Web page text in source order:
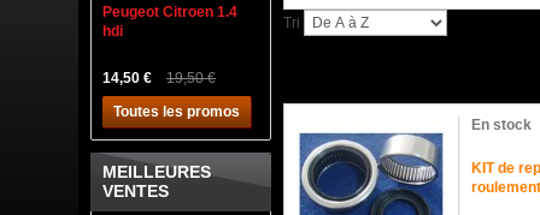
Peugeot Citroen 1.4
hdi
14,50 €
19,50 €
Toutes les promos
MEILLEURES
VENTES
Tri
En stock
KIT de